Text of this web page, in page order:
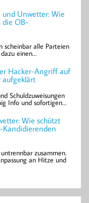
und Unwetter: Wie
die OB-
scheinbar alle Parteien
einen…
Hacker-Angriff auf
aufgeklärt
Schuldzuweisungen
Info und sofortigen…
Wie schützt
Kandidierenden
zusammen.
an Hitze und